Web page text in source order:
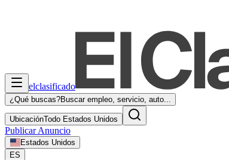
elclasificado
¿Qué buscas?Buscar empleo, servicio, auto...
UbicaciónTodo Estados Unidos
Publicar Anuncio
Estados Unidos
ES